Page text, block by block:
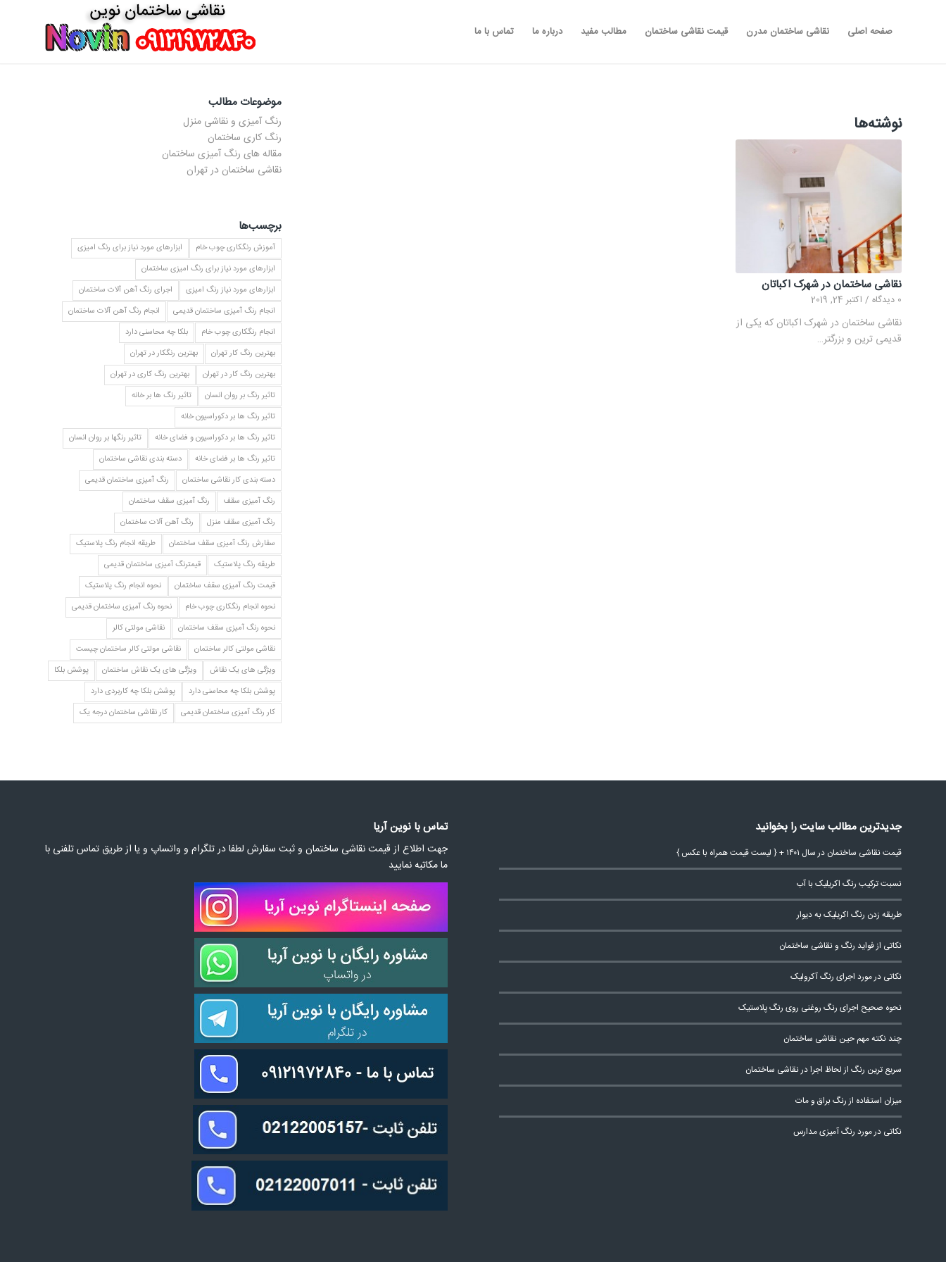
صفحه اصلی نقاشی ساختمان مدرن قیمت نقاشی ساختمان مطالب مفید درباره ما تماس با ما
نوشته‌ها
نقاشی ساختمان در شهرک اکباتان
0 دیدگاه / اکتبر 24, 2019
نقاشی ساختمان در شهرک اکباتان که یکی از
قدیمی ترین و بزرگتر…
موضوعات مطالب
رنگ آمیزی و نقاشی منزل
رنگ کاری ساختمان
مقاله های رنگ آمیزی ساختمان
نقاشی ساختمان در تهران
برچسب‌ها
آموزش رنگکاری چوب خام
ابزارهای مورد نیاز برای رنگ امیزی
ابزارهای مورد نیاز برای رنگ امیزی ساختمان
ابزارهای مورد نیاز رنگ امیزی
اجرای رنگ آهن آلات ساختمان
انجام رنگ آمیزی ساختمان قدیمی
انجام رنگ آهن آلات ساختمان
انجام رنگکاری چوب خام
بلکا چه محاسنی دارد
بهترین رنگ کار تهران
بهترین رنگکار در تهران
بهترین رنگ کار در تهران
بهترین رنگ کاری در تهران
تاثیر رنگ بر روان انسان
تاثیر رنگ ها بر خانه
تاثیر رنگ ها بر دکوراسیون خانه
تاثیر رنگ ها بر دکوراسیون و فضای خانه
تاثیر رنگها بر روان انسان
تاثیر رنگ ها بر فضای خانه
دسته بندی نقاشی ساختمان
دسته بندی کار نقاشی ساختمان
رنگ آمیزی ساختمان قدیمی
رنگ آمیزی سقف
رنگ آمیزی سقف ساختمان
رنگ آمیزی سقف منزل
رنگ آهن آلات ساختمان
سفارش رنگ آمیزی سقف ساختمان
طریقه انجام رنگ پلاستیک
طریقه رنگ پلاستیک
قیمترنگ آمیزی ساختمان قدیمی
قیمت رنگ آمیزی سقف ساختمان
نحوه انجام رنگ پلاستیک
نحوه انجام رنگکاری چوب خام
نحوه رنگ آمیزی ساختمان قدیمی
نحوه رنگ آمیزی سقف ساختمان
نقاشی مولتی کالر
نقاشی مولتی کالر ساختمان
نقاشی مولتی کالر ساختمان چیست
ویژگی های یک نقاش
ویژگی های یک نقاش ساختمان
پوشش بلکا
پوشش بلکا چه محاسنی دارد
پوشش بلکا چه کاربردی دارد
کار رنگ آمیزی ساختمان قدیمی
کار نقاشی ساختمان درجه یک
جدیدترین مطالب سایت را بخوانید
قیمت نقاشی ساختمان در سال ۱۴۰۱ + { لیست قیمت همراه با عکس }
نسبت ترکیب رنگ اکریلیک با آب
طریقه زدن رنگ اکریلیک به دیوار
نکاتی از فواید رنگ و نقاشی ساختمان
نکاتی در مورد اجرای رنگ آکرولیک
نحوه صحیح اجرای رنگ روغنی روی رنگ پلاستیک
چند نکته مهم حین نقاشی ساختمان
سریع ترین رنگ از لحاظ اجرا در نقاشی ساختمان
میزان استفاده از رنگ براق و مات
نکاتی در مورد رنگ آمیزی مدارس
تماس با نوین آریا
جهت اطلاع از قیمت نقاشی ساختمان و ثبت سفارش لطفا در تلگرام و واتساپ و یا از طریق تماس تلفنی با
ما مکاتبه نمایید